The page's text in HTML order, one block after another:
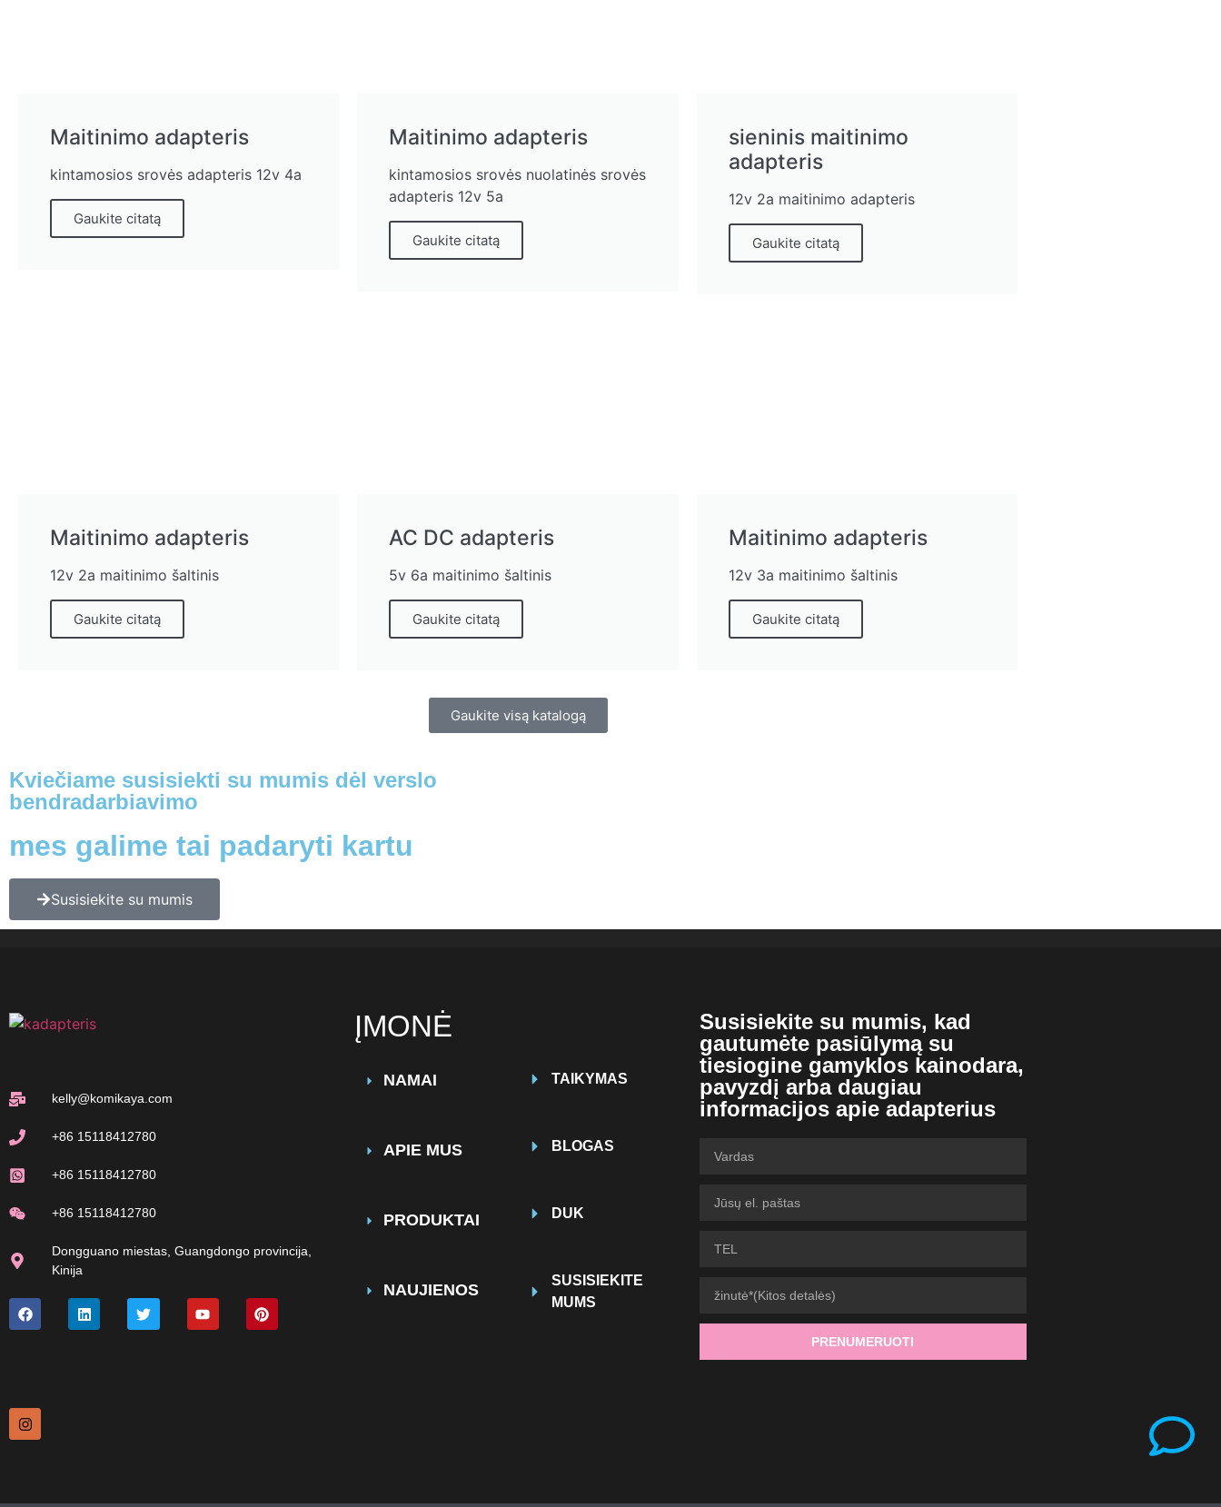
Maitinimo adapteris
kintamosios srovės adapteris 12v 4a
Gaukite citatą
Maitinimo adapteris
kintamosios srovės nuolatinės srovės
adapteris 12v 5a
Gaukite citatą
sieninis maitinimo
adapteris
12v 2a maitinimo adapteris
Gaukite citatą
Maitinimo adapteris
12v 2a maitinimo šaltinis
Gaukite citatą
AC DC adapteris
5v 6a maitinimo šaltinis
Gaukite citatą
Maitinimo adapteris
12v 3a maitinimo šaltinis
Gaukite citatą
Gaukite visą katalogą
Kviečiame susisiekti su mumis dėl verslo
bendradarbiavimo
mes galime tai padaryti kartu
Susisiekite su mumis
kelly@komikaya.com
+86 15118412780
+86 15118412780
+86 15118412780
Dongguano miestas, Guangdongo provincija,
Kinija
ĮMONĖ
NAMAI
APIE MUS
PRODUKTAI
NAUJIENOS
TAIKYMAS
BLOGAS
DUK
SUSISIEKITE
MUMS
Susisiekite su mumis, kad
gautumėte pasiūlymą su
tiesiogine gamyklos kainodara,
pavyzdį arba daugiau
informacijos apie adapterius
PRENUMERUOTI